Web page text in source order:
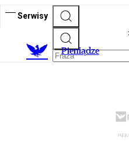
Serwisy
Pieniądze